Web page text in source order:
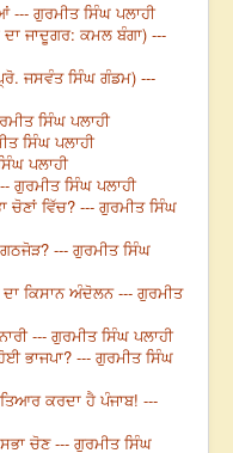
--- ਗੁਰਮੀਤ ਸਿੰਘ ਪਲਾਹੀ
ਜਾਦੂਗਰ: ਕਮਲ ਬੰਗਾ) ---
ਜਸਵੰਤ ਸਿੰਘ ਗੰਡਮ) ---
ਸਿੰਘ ਪਲਾਹੀ
ਸਿੰਘ ਪਲਾਹੀ
ਪਲਾਹੀ
ਗੁਰਮੀਤ ਸਿੰਘ ਪਲਾਹੀ
ਵਿੱਚ? --- ਗੁਰਮੀਤ ਸਿੰਘ
--- ਗੁਰਮੀਤ ਸਿੰਘ
ਕਿਸਾਨ ਅੰਦੋਲਨ --- ਗੁਰਮੀਤ
--- ਗੁਰਮੀਤ ਸਿੰਘ ਪਲਾਹੀ
ਭਾਜਪਾ? --- ਗੁਰਮੀਤ ਸਿੰਘ
ਕਰਦਾ ਹੈ ਪੰਜਾਬ! ---
ਚੋਣ --- ਗੁਰਮੀਤ ਸਿੰਘ